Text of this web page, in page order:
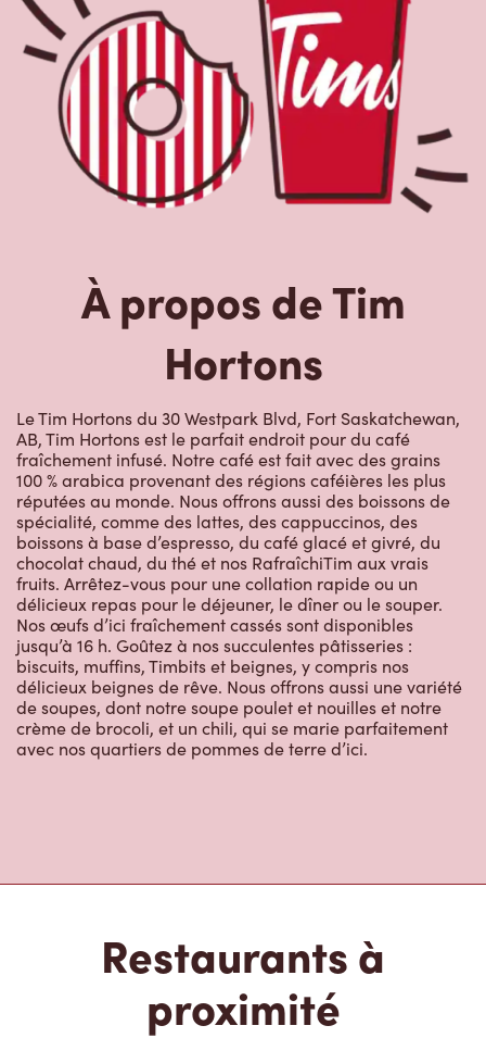
À propos de Tim
Hortons
Le Tim Hortons du 30 Westpark Blvd, Fort Saskatchewan,
AB, Tim Hortons est le parfait endroit pour du café
fraîchement infusé. Notre café est fait avec des grains
100 % arabica provenant des régions caféières les plus
réputées au monde. Nous offrons aussi des boissons de
spécialité, comme des lattes, des cappuccinos, des
boissons à base d’espresso, du café glacé et givré, du
chocolat chaud, du thé et nos RafraîchiTim aux vrais
fruits. Arrêtez-vous pour une collation rapide ou un
délicieux repas pour le déjeuner, le dîner ou le souper.
Nos œufs d’ici fraîchement cassés sont disponibles
jusqu’à 16 h. Goûtez à nos succulentes pâtisseries :
biscuits, muffins, Timbits et beignes, y compris nos
délicieux beignes de rêve. Nous offrons aussi une variété
de soupes, dont notre soupe poulet et nouilles et notre
crème de brocoli, et un chili, qui se marie parfaitement
avec nos quartiers de pommes de terre d’ici.
Restaurants à
proximité